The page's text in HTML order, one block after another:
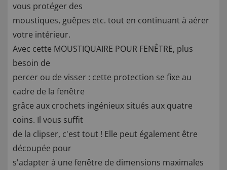
vous protéger des
moustiques, guêpes etc. tout en continuant à aérer
votre intérieur.
Avec cette MOUSTIQUAIRE POUR FENÊTRE, plus
besoin de
percer ou de visser : cette protection se fixe au
cadre de la fenêtre
grâce aux crochets ingénieux situés aux quatre
coins. Il vous suffit
de la clipser, c'est tout ! Elle peut également être
découpée pour
s'adapter à une fenêtre de dimensions maximales